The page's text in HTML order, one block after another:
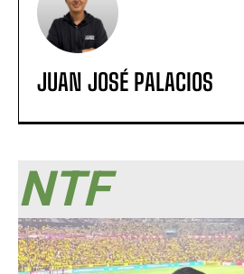
JUAN JOSÉ PALACIOS
NTF